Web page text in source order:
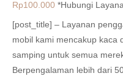
Rp100.000 *Hubungi
[post_title] – Layanan
mobil kami mencakup kaca
samping untuk semua
Berpengalaman lebih dari